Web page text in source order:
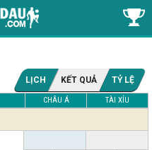
LỊCH KẾT QUẢ TỶ LỆ
CHÂU Á TÀI XỈU